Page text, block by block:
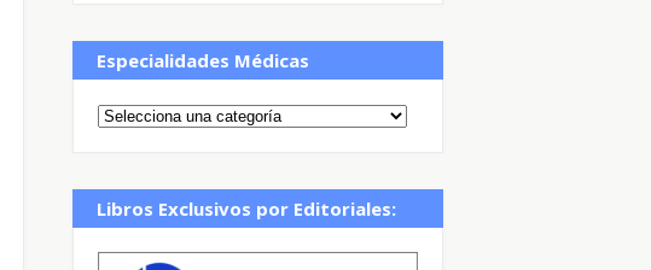
Especialidades Médicas
Libros Exclusivos por Editoriales: